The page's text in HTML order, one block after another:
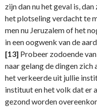
zijn dan nu het geval is,
het plotseling verdacht te
men nu Jeruzalem of het
in een oogwenk van de
[13] Probeer zodoende
naar gelang de dingen zich
het verkeerde uit jullie
instituut en het volk dat er
gezond worden